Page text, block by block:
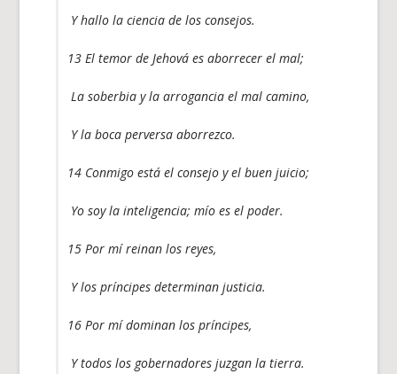
Y hallo la ciencia de los consejos.
13 El temor de Jehová es aborrecer el mal;
La soberbia y la arrogancia el mal camino,
Y la boca perversa aborrezco.
14 Conmigo está el consejo y el buen juicio;
Yo soy la inteligencia; mío es el poder.
15 Por mí reinan los reyes,
Y los príncipes determinan justicia.
16 Por mí dominan los príncipes,
Y todos los gobernadores juzgan la tierra.